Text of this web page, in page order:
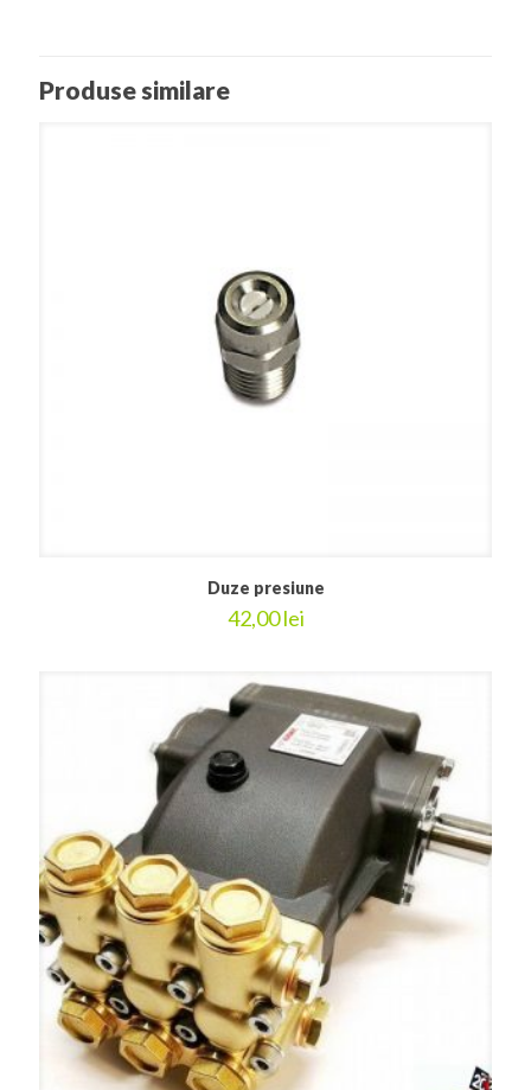
Produse similare
Duze presiune
42,00lei